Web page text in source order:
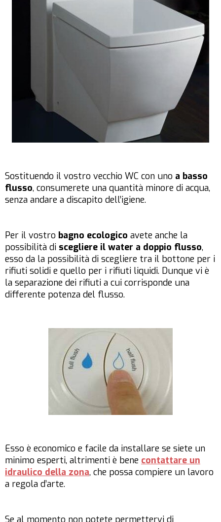
Sostituendo il vostro vecchio WC con uno a basso
flusso, consumerete una quantità minore di acqua,
senza andare a discapito dell’igiene.
Per il vostro bagno ecologico avete anche la
possibilità di scegliere il water a doppio flusso,
esso da la possibilità di scegliere tra il bottone per i
rifiuti solidi e quello per i rifiuti liquidi. Dunque vi è
la separazione dei rifiuti a cui corrisponde una
differente potenza del flusso.
Esso è economico e facile da installare se siete un
minimo esperti, altrimenti è bene contattare un
idraulico della zona, che possa compiere un lavoro
a regola d’arte.
Se al momento non potete permettervi di